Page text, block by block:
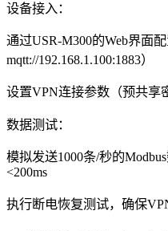
设备接入：
通过USR-M300的Web界面
mqtt://192.168.1.100:1883）
设置VPN连接参数（预共享
数据测试：
模拟发送1000条/秒的
<200ms
执行断电恢复测试，确保